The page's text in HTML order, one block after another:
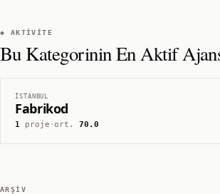
◆ AKTIVITE
Bu Kategorinin En Aktif
İSTANBUL
Fabrikod
1proje ·ort.70.0
ARŞIV